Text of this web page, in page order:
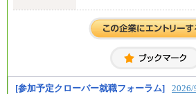
・高専卒（本科）／月給
一般事務職
・高専卒（専攻科）／月給
・高専卒（本科）月給
・短大卒／月給197,800円
・専門卒（2年）／月給
[参加予定クローバー就職フォーラム] 2026/